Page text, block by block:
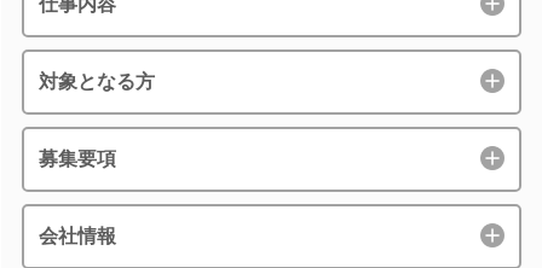
対象となる方
募集要項
会社情報